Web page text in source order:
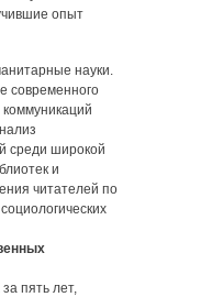
опыт
науки.
современного
среди широкой
и
читателей по
пять лет,